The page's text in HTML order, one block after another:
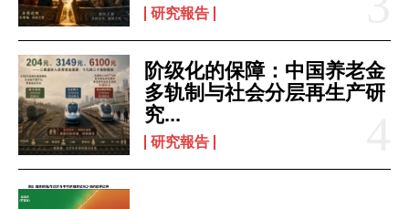
研究報告
阶级化的保障：中国养老金
多轨制与社会分层再生产研
究...
研究報告